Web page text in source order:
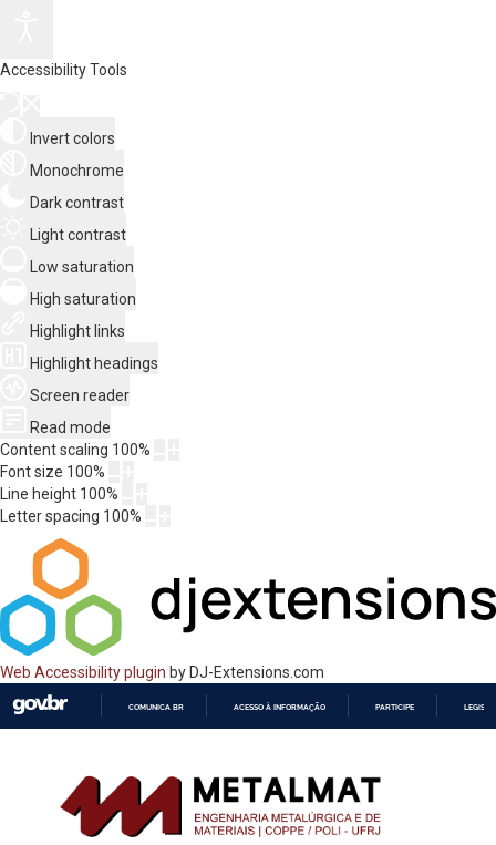
Accessibility Tools
Invert colors
Monochrome
Dark contrast
Light contrast
Low saturation
High saturation
Highlight links
Highlight headings
Screen reader
Read mode
Content scaling 100%
Font size 100%
Line height 100%
Letter spacing 100%
Web Accessibility plugin by DJ-Extensions.com
CONTEÚDO
COMUNICA BR ACESSO À INFORMAÇÃO PARTICIPE